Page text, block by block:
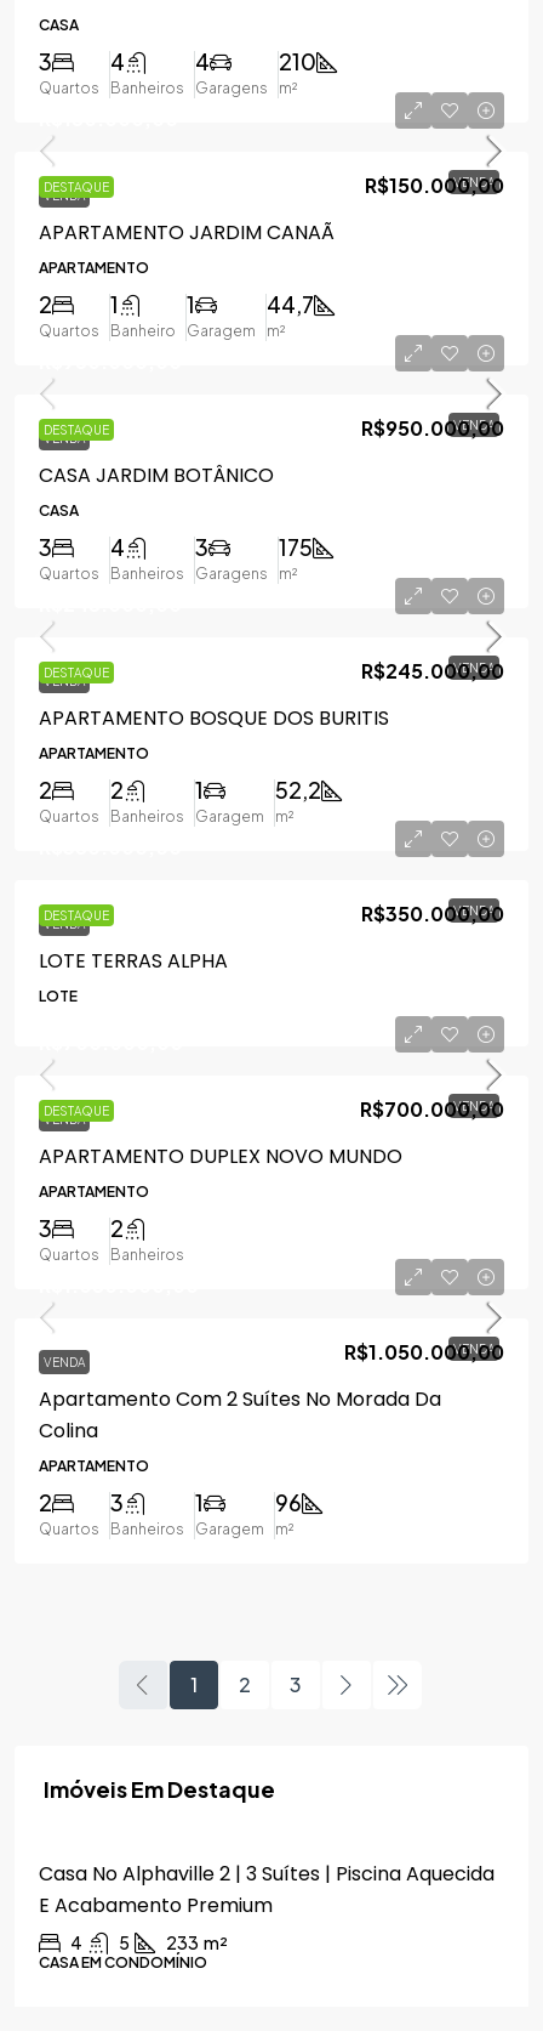
CASA
3
Quartos
4
Banheiros
4
Garagens
210
m²
DESTAQUE VENDA
VENDA
APARTAMENTO JARDIM CANAÃ
R$150.000,00
APARTAMENTO
2
Quartos
1
Banheiro
1
Garagem
44,7
m²
DESTAQUE VENDA
VENDA
CASA JARDIM BOTÂNICO
R$950.000,00
CASA
3
Quartos
4
Banheiros
3
Garagens
175
m²
DESTAQUE VENDA
VENDA
APARTAMENTO BOSQUE DOS BURITIS
R$245.000,00
APARTAMENTO
2
Quartos
2
Banheiros
1
Garagem
52,2
m²
DESTAQUE VENDA
VENDA
LOTE TERRAS ALPHA
R$350.000,00
LOTE
DESTAQUE VENDA
VENDA
APARTAMENTO DUPLEX NOVO MUNDO
R$700.000,00
APARTAMENTO
3
Quartos
2
Banheiros
VENDA
VENDA
Apartamento Com 2 Suítes No Morada Da
Colina
R$1.050.000,00
APARTAMENTO
2
Quartos
3
Banheiros
1
Garagem
96
m²
1 2 3
Imóveis Em Destaque
R$2.690.000,00
Casa No Alphaville 2 | 3 Suítes | Piscina Aquecida
E Acabamento Premium
4 5 233 m²
CASA EM CONDOMÍNIO